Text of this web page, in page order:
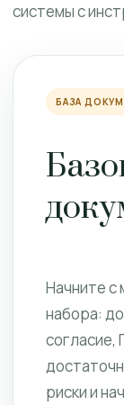
системы с
БАЗА
Начните с
набора:
согласие,
риски и